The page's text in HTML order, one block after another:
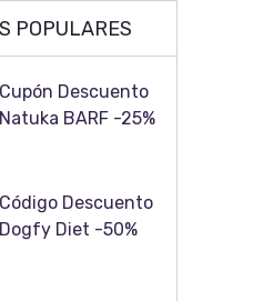
POPULARES
Cupón Descuento
Natuka BARF -25%
Código Descuento
Dogfy Diet -50%